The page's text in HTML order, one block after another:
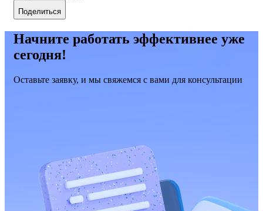
Поделиться
Начните работать эффективнее уже
сегодня!
Оставьте заявку, и мы свяжемся с вами для консультации